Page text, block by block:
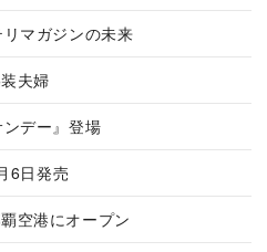
マガジンの未来
夫婦
デー』登場
6日発売
空港にオープン